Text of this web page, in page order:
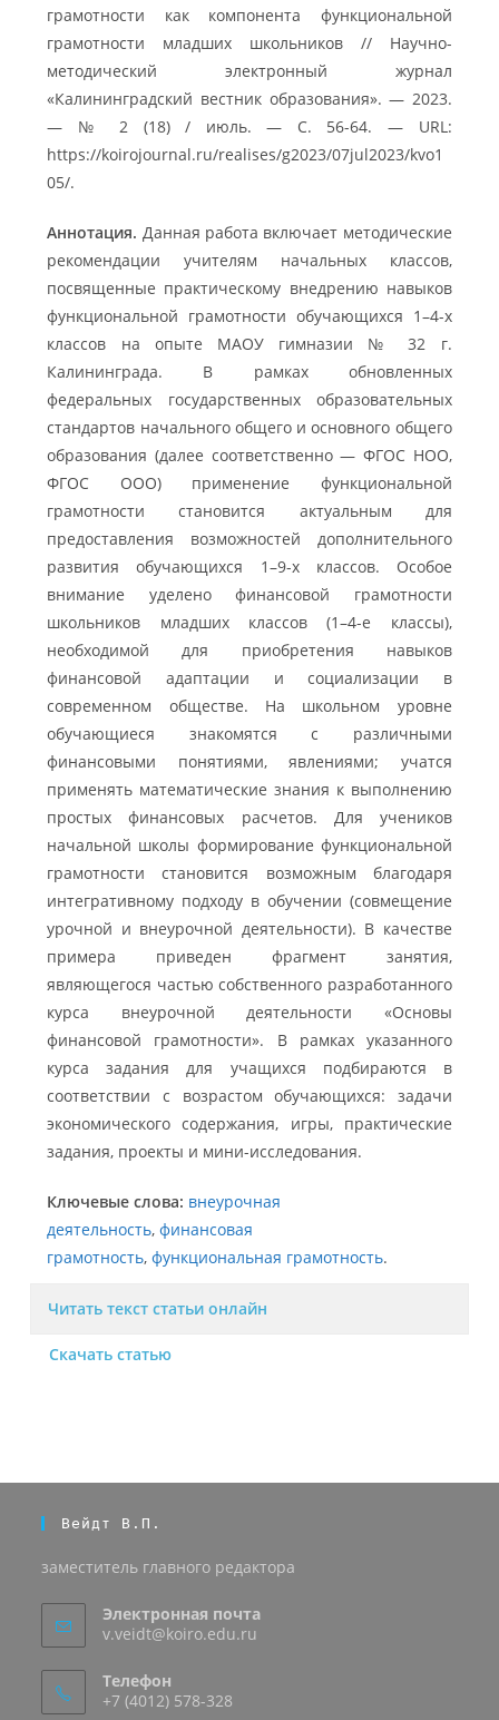
грамотности как компонента функциональной
грамотности младших школьников // Научно-
методический электронный журнал
«Калининградский вестник образования». — 2023.
— № 2 (18) / июль. — С. 56-64. — URL:
https://koirojournal.ru/realises/g2023/07jul2023/kvo1
05/.
Аннотация. Данная работа включает методические
рекомендации учителям начальных классов,
посвященные практическому внедрению навыков
функциональной грамотности обучающихся 1–4-х
классов на опыте МАОУ гимназии № 32 г.
Калининграда. В рамках обновленных
федеральных государственных образовательных
стандартов начального общего и основного общего
образования (далее соответственно — ФГОС НОО,
ФГОС ООО) применение функциональной
грамотности становится актуальным для
предоставления возможностей дополнительного
развития обучающихся 1–9-х классов. Особое
внимание уделено финансовой грамотности
школьников младших классов (1–4-е классы),
необходимой для приобретения навыков
финансовой адаптации и социализации в
современном обществе. На школьном уровне
обучающиеся знакомятся с различными
финансовыми понятиями, явлениями; учатся
применять математические знания к выполнению
простых финансовых расчетов. Для учеников
начальной школы формирование функциональной
грамотности становится возможным благодаря
интегративному подходу в обучении (совмещение
урочной и внеурочной деятельности). В качестве
примера приведен фрагмент занятия,
являющегося частью собственного разработанного
курса внеурочной деятельности «Основы
финансовой грамотности». В рамках указанного
курса задания для учащихся подбираются в
соответствии с возрастом обучающихся: задачи
экономического содержания, игры, практические
задания, проекты и мини-исследования.
Ключевые слова: внеурочная
деятельность,финансовая
грамотность,функциональная грамотность.
Читать текст статьи онлайн
Скачать статью
Вейдт В.П.
заместитель главного редактора
Электронная почта
v.veidt@koiro.edu.ru
Телефон
+7 (4012) 578-328